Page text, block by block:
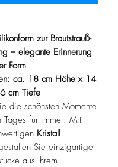
zur Brautstrauß-
– elegante Erinnerung
Form
ca. 18 cm Höhe x 14
cm Tiefe
die schönsten Momente
Tages für immer: Mit
Kristall
Sie einzigartige
aus Ihrem